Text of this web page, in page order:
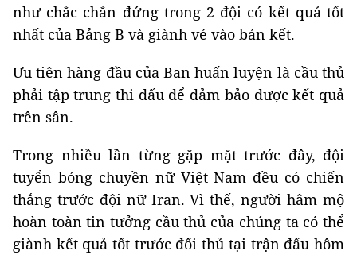
như chắc chắn đứng trong 2 đội có kết quả tốt
nhất của Bảng B và giành vé vào bán kết.
Ưu tiên hàng đầu của Ban huấn luyện là cầu thủ
phải tập trung thi đấu để đảm bảo được kết quả
trên sân.
Trong nhiều lần từng gặp mặt trước đây, đội
tuyển bóng chuyền nữ Việt Nam đều có chiến
thắng trước đội nữ Iran. Vì thế, người hâm mộ
hoàn toàn tin tưởng cầu thủ của chúng ta có thể
giành kết quả tốt trước đối thủ tại trận đấu hôm